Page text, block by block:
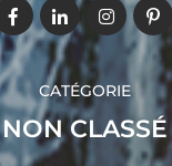
CATÉGORIE
NON CLASSÉ